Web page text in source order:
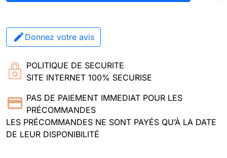
Donnez votre avis
POLITIQUE DE SECURITE
SITE INTERNET 100% SECURISE
PAS DE PAIEMENT IMMEDIAT POUR LES
PRÉCOMMANDES
LES PRÉCOMMANDES NE SONT PAYÉS QU’À LA DATE
DE LEUR DISPONIBILITÉ